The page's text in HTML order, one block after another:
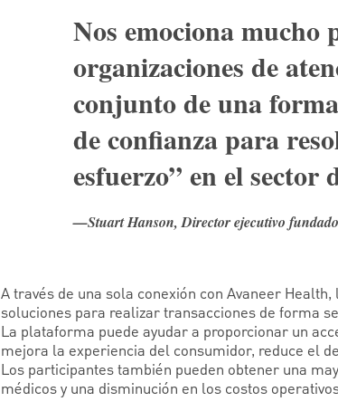
Nos emociona mucho
organizaciones de
conjunto de una
de confianza para
esfuerzo” en el sector
—Stuart Hanson, Director ejecutivo
A través de una sola conexión con Avaneer
soluciones para realizar transacciones de forma
La plataforma puede ayudar a proporcionar un
mejora la experiencia del consumidor, reduce el
Los participantes también pueden obtener una
médicos y una disminución en los costos